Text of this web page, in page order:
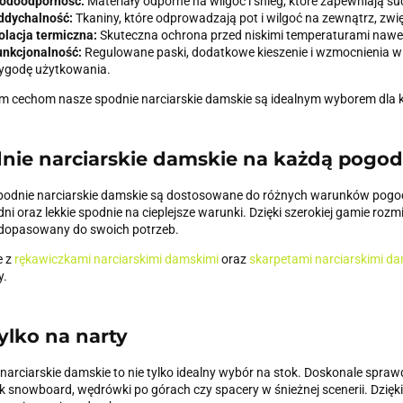
Tkaniny, które odprowadzają pot i wilgoć na zewnątrz,
termiczna: Skuteczna ochrona przed niskimi temperaturami
Regulowane paski, dodatkowe kieszenie i wzmocnienia
użytkowania.
cechom nasze spodnie narciarskie damskie są idealnym wyborem
narciarskie damskie na każdą
narciarskie damskie są dostosowane do różnych warunków
oraz lekkie spodnie na cieplejsze warunki. Dzięki szerokiej gamie
do swoich potrzeb.
z rękawiczkami narciarskimi damskimiorazskarpetami narciarskimi
na narty
damskie to nie tylko idealny wybór na stok. Doskonale
snowboard, wędrówki po górach czy spacery w śnieżnej scenerii.